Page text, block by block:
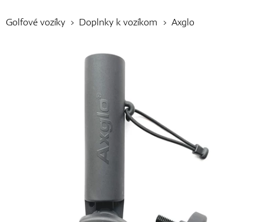
Palice
Topánky
Golfové vozíky Doplnky k vozíkom Axglo